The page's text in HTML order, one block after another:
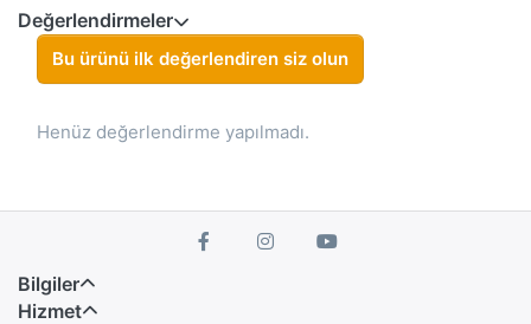
Değerlendirmeler
Bu ürünü ilk değerlendiren siz olun
Henüz değerlendirme yapılmadı.
Bilgiler
Hizmet